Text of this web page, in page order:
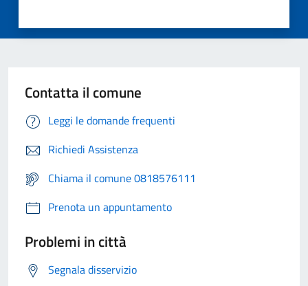
Contatta il comune
Leggi le domande frequenti
Richiedi Assistenza
Chiama il comune 0818576111
Prenota un appuntamento
Problemi in città
Segnala disservizio